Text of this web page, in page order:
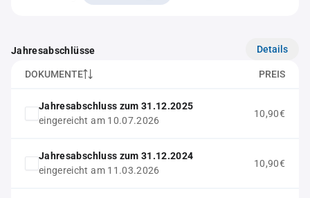
Jahresabschlüsse Details
DOKUMENTE PREIS
Jahresabschluss zum 31.12.2025
eingereicht am 10.07.2026
10,90€
Jahresabschluss zum 31.12.2024
eingereicht am 11.03.2026
10,90€